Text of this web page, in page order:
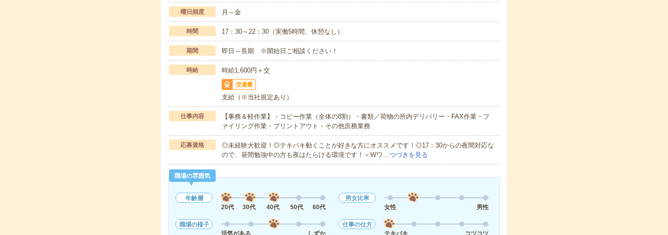
曜日頻度 月～金
時間 17：30～22：30（実働5時間、休憩なし）
期間 即日～長期 ※開始日ご相談ください！
時給 時給1,600円＋交
交通費
支給（※当社規定あり）
仕事内容
【事務＆軽作業】・コピー作業（全体の8割）・書類／荷物の所内デリバリー・FAX作業・フ
ァイリング作業・プリントアウト・その他庶務業務
応募資格
◎未経験大歓迎！◎テキパキ動くことが好きな方にオススメです！◎17：30からの夜間対応な
ので、昼間勉強中の方も夜はたらける環境です！＜Wワ…つづきを見る
職場の雰囲気
年齢層
20代
30代 40代 50代 60代
男女比率
女性
男性
職場の様子
活気がある
しずか
仕事の仕方
テキパキ
コツコツ